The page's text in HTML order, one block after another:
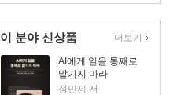
이 분야 신상품
AI에게 일을 통째로
맡기지 마라
정민제 저
더보기